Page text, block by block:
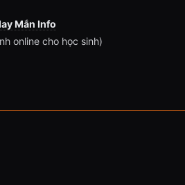
Mắn Info
online cho học sinh)